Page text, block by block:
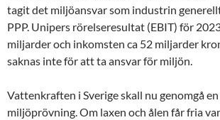
tagit det miljöansvar som industrin
PPP. Unipers rörelseresultat (EBIT) för
miljarder och inkomsten ca 52 miljarder
saknas inte för att ta ansvar för miljön.
Vattenkraften i Sverige skall nu genomgå
miljöprövning. Om laxen och ålen får fria